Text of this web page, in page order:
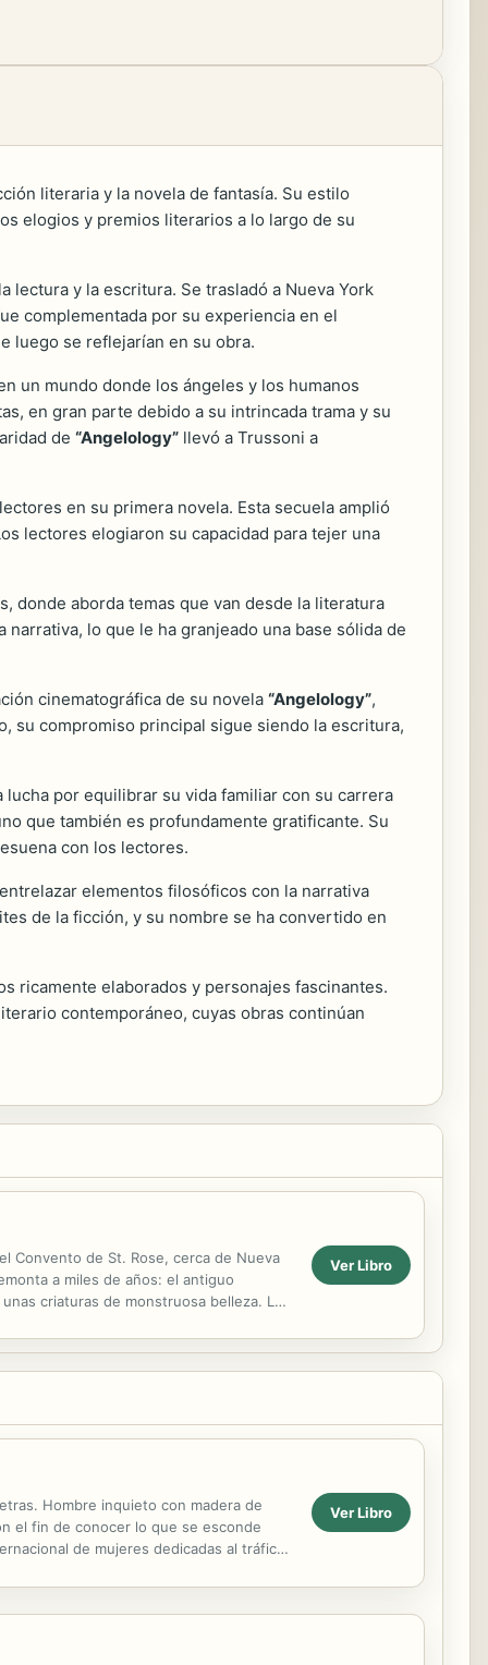
literaria y la novela de fantasía. Su estilo
elogios y premios literarios a lo largo de su
y la escritura. Se trasladó a Nueva York
complementada por su experiencia en el
luego se reflejarían en su obra.
un mundo donde los ángeles y los humanos
en gran parte debido a su intrincada trama y su
de “Angelology” llevó a Trussoni a
en su primera novela. Esta secuela amplió
lectores elogiaron su capacidad para tejer una
donde aborda temas que van desde la literatura
lo que le ha granjeado una base sólida de
cinematográfica de su novela “Angelology”,
su compromiso principal sigue siendo la escritura,
por equilibrar su vida familiar con su carrera
que también es profundamente gratificante. Su
con los lectores.
elementos filosóficos con la narrativa
de la ficción, y su nombre se ha convertido en
ricamente elaborados y personajes fascinantes.
contemporáneo, cuyas obras continúan
Convento de St. Rose, cerca de Nueva
a miles de años: el antiguo
criaturas de monstruosa belleza. Los
Ver Libro
Hombre inquieto con madera de
el fin de conocer lo que se esconde
de mujeres dedicadas al tráfico
Ver Libro